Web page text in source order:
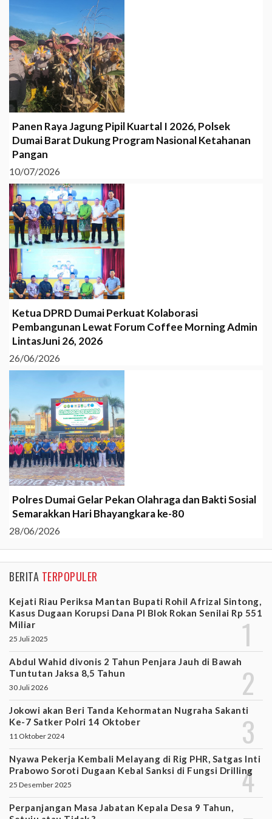
Panen Raya Jagung Pipil Kuartal I 2026, Polsek
Dumai Barat Dukung Program Nasional Ketahanan
Pangan
10/07/2026
Ketua DPRD Dumai Perkuat Kolaborasi
Pembangunan Lewat Forum Coffee Morning Admin
LintasJuni 26, 2026
26/06/2026
Polres Dumai Gelar Pekan Olahraga dan Bakti Sosial
Semarakkan Hari Bhayangkara ke-80
28/06/2026
BERITA TERPOPULER
Kejati Riau Periksa Mantan Bupati Rohil Afrizal Sintong,
Kasus Dugaan Korupsi Dana PI Blok Rokan Senilai Rp 551
Miliar
25 Juli 2025
Abdul Wahid divonis 2 Tahun Penjara Jauh di Bawah
Tuntutan Jaksa 8,5 Tahun
30 Juli 2026
Jokowi akan Beri Tanda Kehormatan Nugraha Sakanti
Ke-7 Satker Polri 14 Oktober
11 Oktober 2024
Nyawa Pekerja Kembali Melayang di Rig PHR, Satgas Inti
Prabowo Soroti Dugaan Kebal Sanksi di Fungsi Drilling
25 Desember 2025
Perpanjangan Masa Jabatan Kepala Desa 9 Tahun,